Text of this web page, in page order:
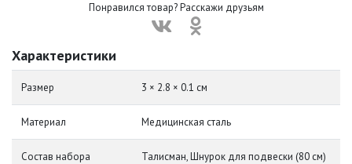
Понравился товар? Расскажи друзьям
Характеристики
Размер 3 × 2.8 × 0.1 см
Материал Медицинская сталь
Состав набора Талисман, Шнурок для подвески (80 см)